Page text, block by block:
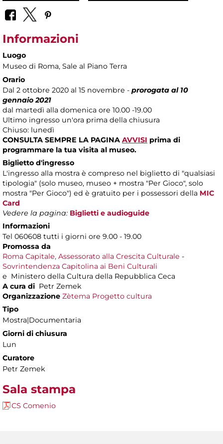
Informazioni
Luogo
Museo di Roma, Sale al Piano Terra
Orario
Dal 2 ottobre 2020 al 15 novembre - prorogata al 10
gennaio 2021
dal martedì alla domenica ore 10.00 -19.00
Ultimo ingresso un'ora prima della chiusura
Chiuso: lunedì
CONSULTA SEMPRE LA PAGINA AVVISI prima di
programmare la tua visita al museo.
Biglietto d'ingresso
L'ingresso alla mostra è compreso nel biglietto di "qualsiasi
tipologia" (solo museo, museo + mostra "Per Gioco", solo
mostra "Per Gioco") ed è gratuito per i possessori della MIC
Card
Vedere la pagina: Biglietti e audioguide
Informazioni
Tel 060608 tutti i giorni ore 9.00 - 19.00
Promossa da
Roma Capitale, Assessorato alla Crescita Culturale -
Sovrintendenza Capitolina ai Beni Culturali
e Ministero della Cultura della Repubblica Ceca
A cura di Petr Zemek
Organizzazione Zètema Progetto cultura
Tipo
Mostra|Documentaria
Giorni di chiusura
Lun
Curatore
Petr Zemek
Sala stampa
CS Comenio